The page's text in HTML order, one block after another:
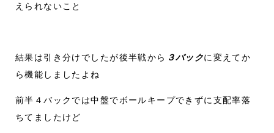
えられないこと
結果は引き分けでしたが後半戦から ３バックに変えてか
ら機能しましたよね
前半４バックでは中盤でボールキープできずに支配率落
ちてましたけど